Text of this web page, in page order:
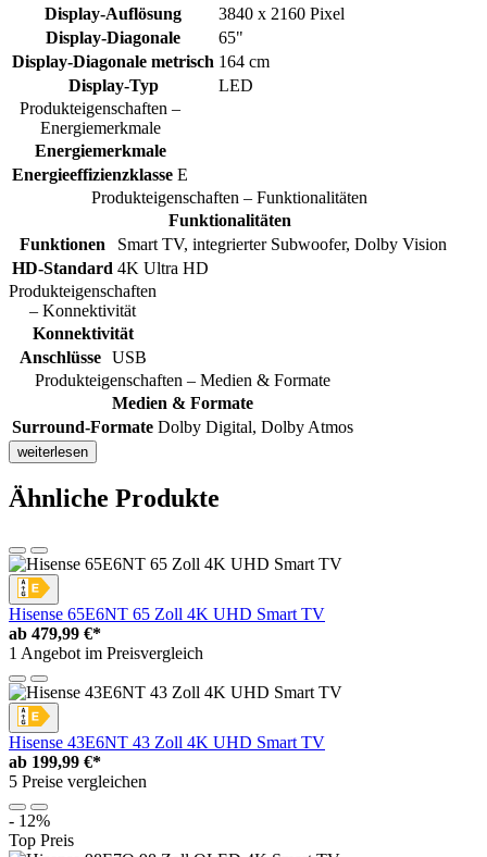
Display-Auflösung
3840 x 2160 Pixel
Display-Diagonale
65"
Display-Diagonale metrisch 164 cm
Display-Typ
LED
Produkteigenschaften –
Energiemerkmale
Energiemerkmale
Energieeffizienzklasse E
Produkteigenschaften – Funktionalitäten
Funktionalitäten
Funktionen
Smart TV, integrierter Subwoofer, Dolby Vision
HD-Standard 4K Ultra HD
Produkteigenschaften
– Konnektivität
Konnektivität
Anschlüsse
USB
Produkteigenschaften – Medien & Formate
Medien & Formate
Surround-Formate Dolby Digital, Dolby Atmos
weiterlesen
Ähnliche Produkte
Hisense 65E6NT 65 Zoll 4K UHD Smart TV
ab 479,99 €*
1 Angebot im Preisvergleich
Hisense 43E6NT 43 Zoll 4K UHD Smart TV
ab 199,99 €*
5 Preise vergleichen
- 12%
Top Preis